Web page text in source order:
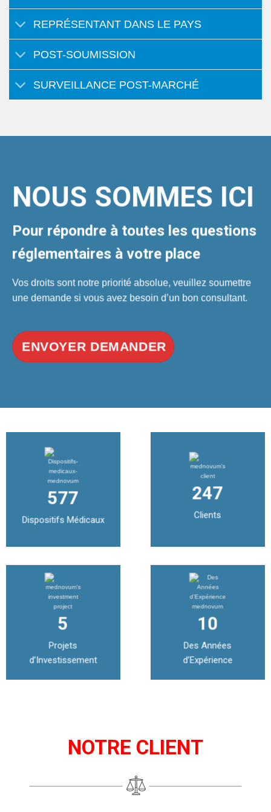
REPRÉSENTANT DANS LE PAYS
POST-SOUMISSION
SURVEILLANCE POST-MARCHÉ
NOUS SOMMES ICI
Pour répondre à toutes les questions
réglementaires à votre place
Vos droits sont notre priorité absolue, veuillez soumettre
une demande si vous avez besoin d’un bon consultant.
ENVOYER DEMANDER
578
Dispositifs Médicaux
248
Clients
5
Projets
d’Investissement
10
Des Années
d’Expérience
NOTRE CLIENT